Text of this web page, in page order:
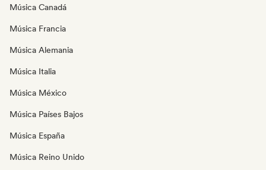
Música Canadá
Música Francia
Música Alemania
Música Italia
Música México
Música Países Bajos
Música España
Música Reino Unido